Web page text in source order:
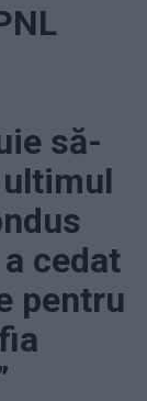
să-
ultimul
cedat
pentru